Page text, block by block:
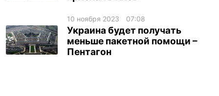
10 ноября 2023 07:08
Украина будет получать
меньше пакетной помощи –
Пентагон